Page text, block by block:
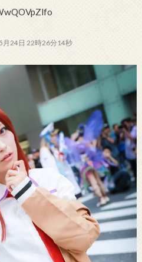
月24日 22時26分14秒